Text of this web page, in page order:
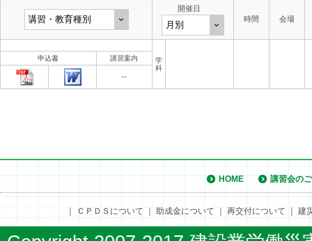
開催日
時間
会場
学
科
申込書 講習案内
--
HOME 講習会の
ＣＰＤＳについて 助成金について 再交付について 建